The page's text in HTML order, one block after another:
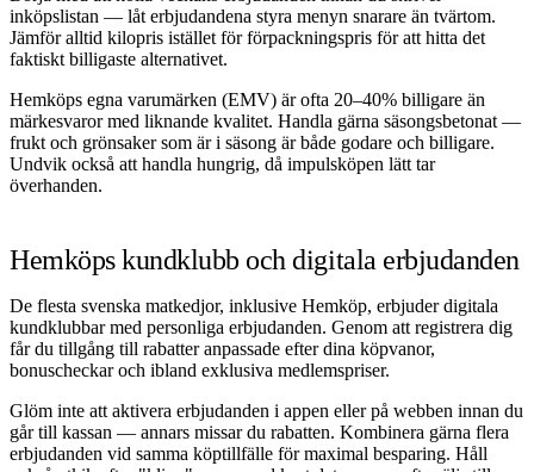
inköpslistan — låt erbjudandena styra menyn snarare än tvärtom.
Jämför alltid kilopris istället för förpackningspris för att hitta det
faktiskt billigaste alternativet.
Hemköps egna varumärken (EMV) är ofta 20–40% billigare än
märkesvaror med liknande kvalitet. Handla gärna säsongsbetonat —
frukt och grönsaker som är i säsong är både godare och billigare.
Undvik också att handla hungrig, då impulsköpen lätt tar
överhanden.
Hemköps kundklubb och digitala erbjudanden
De flesta svenska matkedjor, inklusive Hemköp, erbjuder digitala
kundklubbar med personliga erbjudanden. Genom att registrera dig
får du tillgång till rabatter anpassade efter dina köpvanor,
bonuscheckar och ibland exklusiva medlemspriser.
Glöm inte att aktivera erbjudanden i appen eller på webben innan du
går till kassan — annars missar du rabatten. Kombinera gärna flera
erbjudanden vid samma köptillfälle för maximal besparing. Håll